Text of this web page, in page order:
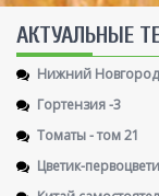
AКТУАЛЬНЫЕ
Нижний Новгород
Гортензия -3
Томаты - том 21
Цветик-